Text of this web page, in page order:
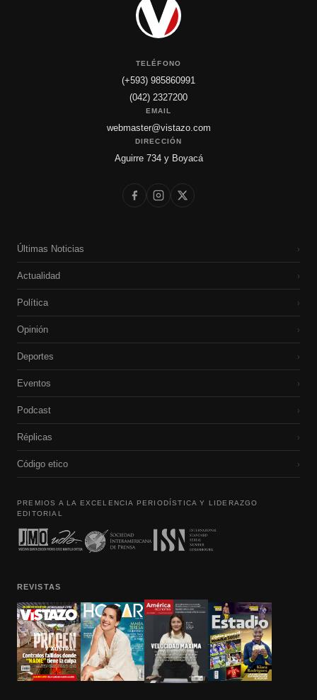
TELÉFONO
(+593) 985860991
(042) 2327200
EMAIL
webmaster@vistazo.com
DIRECCIÓN
Aguirre 734 y Boyacá
Últimas Noticias ›
Actualidad ›
Política ›
Opinión ›
Deportes ›
Eventos ›
Podcast ›
Réplicas ›
Código etico ›
PREMIOS A LA EXCELENCIA PERIODÍSTICA Y LIDERAZGO
EDITORIAL
REVISTAS